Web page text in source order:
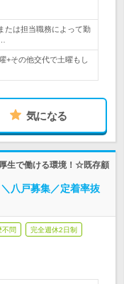
たは担当職務によって勤
+その他交代で土曜もし
気になる
生で働ける環境！☆既存顧
八戸募集／定着率抜
不問 完全週休2日制